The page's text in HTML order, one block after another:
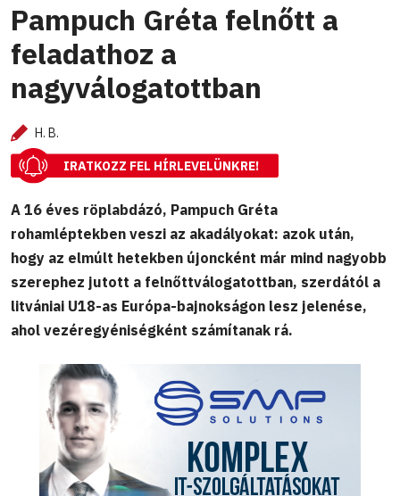
Pampuch Gréta felnőtt a
feladathoz a
nagyválogatottban
H. B.
IRATKOZZ FEL HÍRLEVELÜNKRE!
A 16 éves röplabdázó, Pampuch Gréta
rohamléptekben veszi az akadályokat: azok után,
hogy az elmúlt hetekben újoncként már mind nagyobb
szerephez jutott a felnőttválogatottban, szerdától a
litvániai U18-as Európa-bajnokságon lesz jelenése,
ahol vezéregyéniségként számítanak rá.